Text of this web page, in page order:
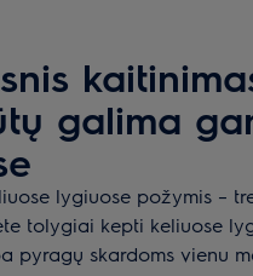
galima
lygiuose požymis –
tolygiai kepti keliuose
pyragų skardoms vienu